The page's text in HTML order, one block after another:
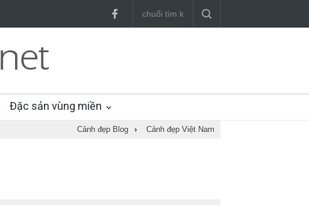
Đặc sản vùng miền
Cảnh đẹp Blog › Cảnh đẹp Việt Nam